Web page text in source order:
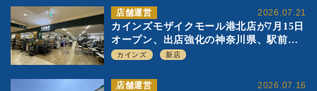
2026.07.21
店舗運営
カインズモザイクモール港北店が7月15日
オープン、出店強化の神奈川県、駅前
SC2階の都市型小型店
カインズ 新店
2026.07.16
店舗運営